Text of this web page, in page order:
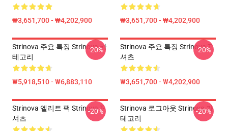
₩3,651,700 - ₩4,202,900 ₩3,651,700 - ₩4,202,900
Strinova 주요 특징 Strinova 카
테고리
₩5,918,510 - ₩6,883,110
-20%
Strinova 주요 특징 Strinova T-
셔츠
₩3,651,700 - ₩4,202,900
-20%
Strinova 엘리트 팩 Strinova T-
셔츠
-20%
Strinova 로그아웃 Strinova 카
테고리
-20%